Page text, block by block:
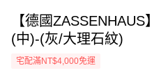
【德國ZASSENHAUS
(中)-(灰/大理石紋)
宅配滿NT$4,000免運